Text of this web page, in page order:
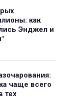
как
Энджел и
чаще всего
тех